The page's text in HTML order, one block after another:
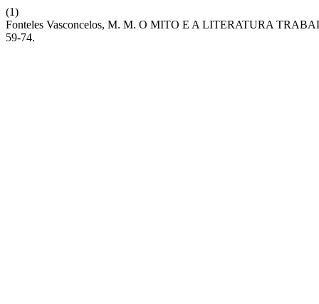
(1)
Fonteles Vasconcelos, M. M. O MITO E A LITERATURA
59-74.